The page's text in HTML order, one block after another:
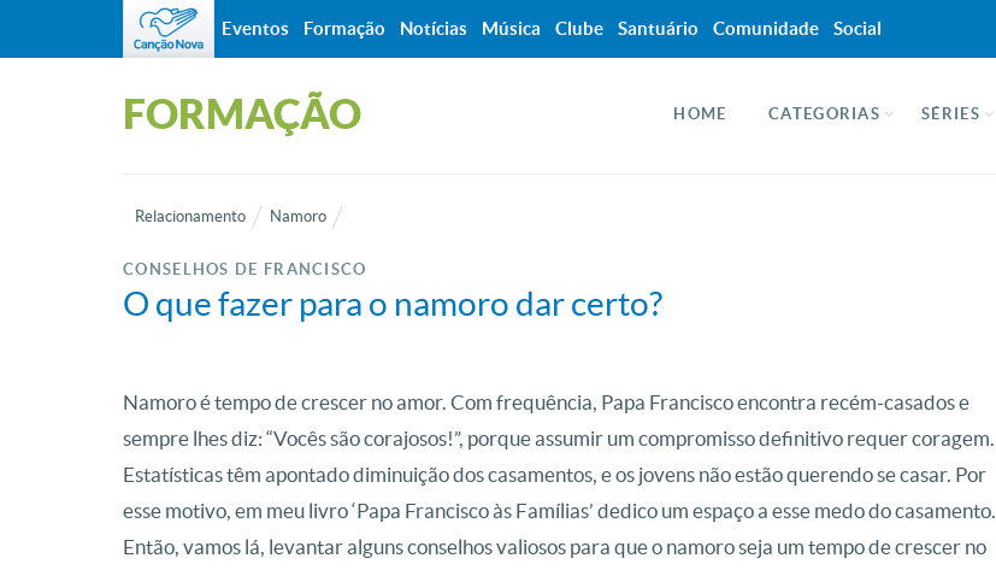
FORMAÇÃO HOME CATEGORIAS SÉRIES
Relacionamento Namoro
CONSELHOS DE FRANCISCO
O que fazer para o namoro dar certo?
Namoro é tempo de crescer no amor. Com frequência, Papa Francisco encontra recém-casados e
sempre lhes diz: “Vocês são corajosos!”, porque assumir um compromisso definitivo requer coragem.
Estatísticas têm apontado diminuição dos casamentos, e os jovens não estão querendo se casar. Por
esse motivo, em meu livro ‘Papa Francisco às Famílias’ dedico um espaço a esse medo do casamento.
Então, vamos lá, levantar alguns conselhos valiosos para que o namoro seja um tempo de crescer no
Eventos Formação Notícias Música Clube Santuário Comunidade Social